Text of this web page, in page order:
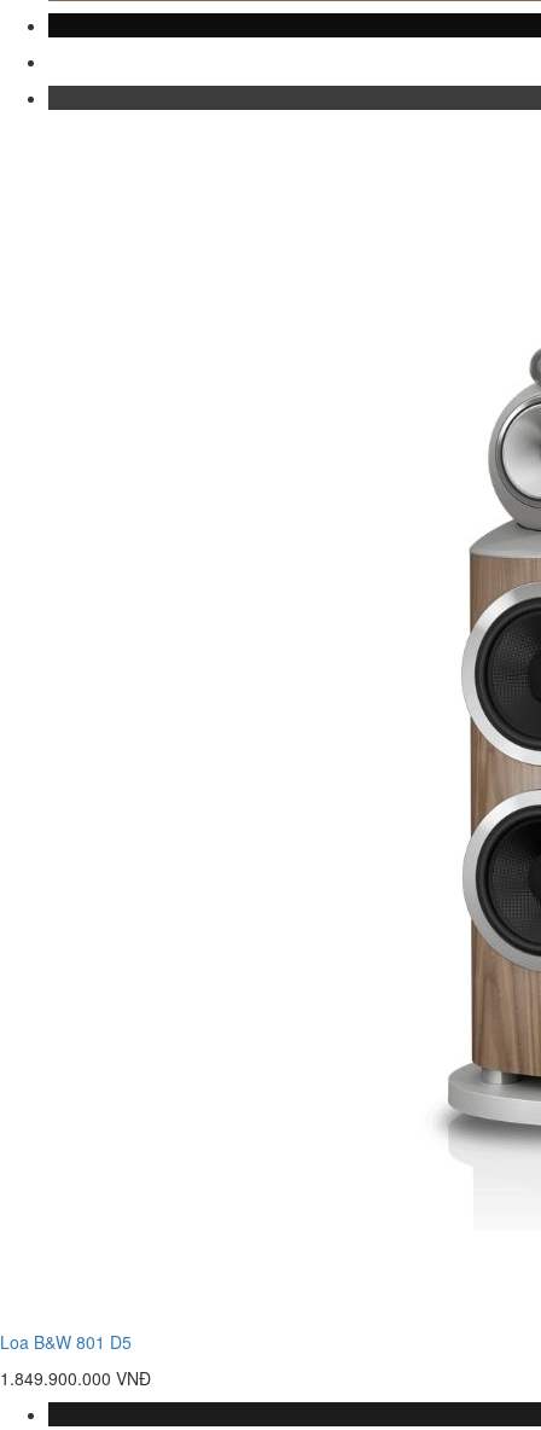
Loa B&W 801 D5
1.849.900.000 VNĐ